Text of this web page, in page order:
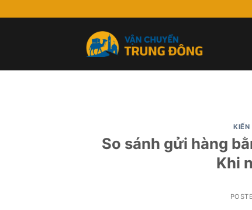
to
KIẾN
So sánh gửi hàng
Khi